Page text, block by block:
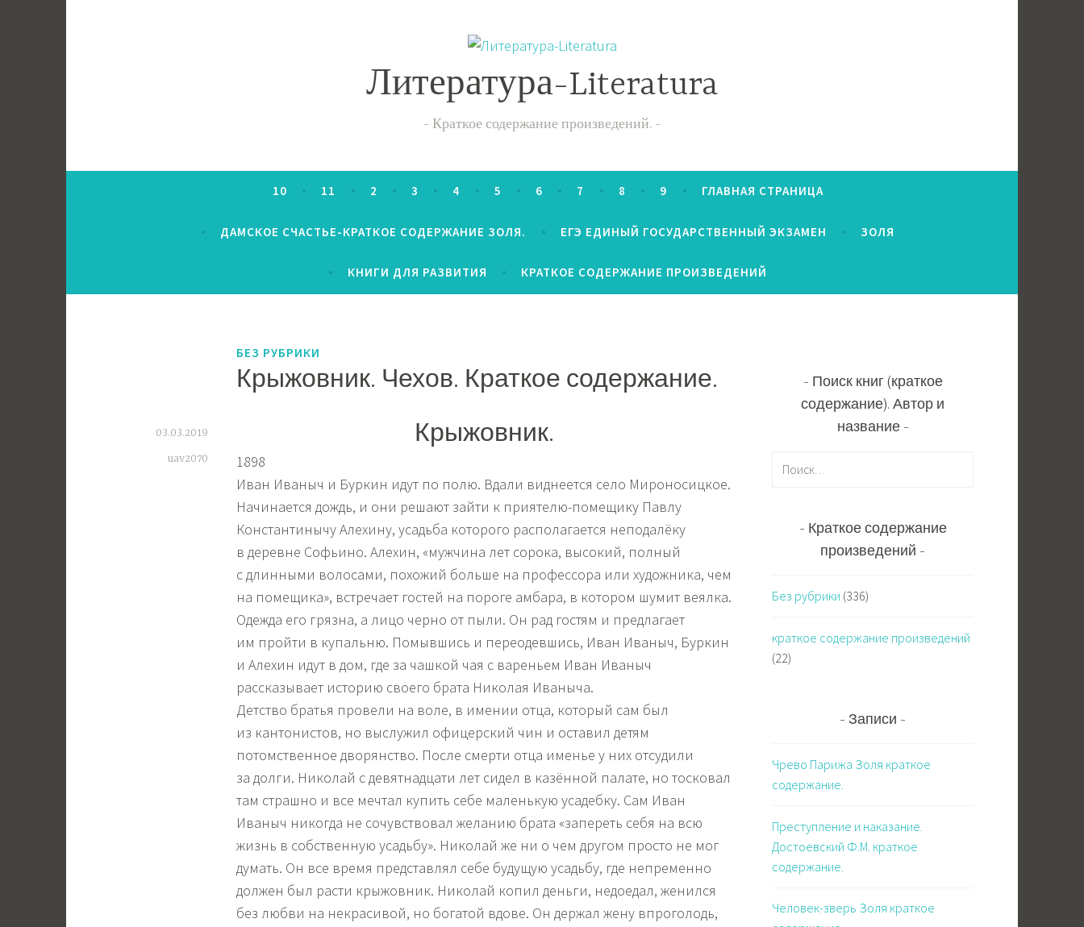
Литература-Literatura
Краткое содержание произведений.
10 11 2 3 4 5 6 7 8 9 ГЛАВНАЯ СТРАНИЦА
ДАМСКОЕ СЧАСТЬЕ-КРАТКОЕ СОДЕРЖАНИЕ ЗОЛЯ. ЕГЭ ЕДИНЫЙ ГОСУДАРСТВЕННЫЙ ЭКЗАМЕН ЗОЛЯ
КНИГИ ДЛЯ РАЗВИТИЯ КРАТКОЕ СОДЕРЖАНИЕ ПРОИЗВЕДЕНИЙ
БЕЗ РУБРИКИ
Крыжовник. Чехов. Краткое содержание.
03.03.2019
uav2070
Крыжовник.
1898
Иван Иваныч и Буркин идут по полю. Вдали виднеется село Мироносицкое.
Начинается дождь, и они решают зайти к приятелю-помещику Павлу
Константинычу Алехину, усадьба которого располагается неподалёку
в деревне Софьино. Алехин, «мужчина лет сорока, высокий, полный
с длинными волосами, похожий больше на профессора или художника, чем
на помещика», встречает гостей на пороге амбара, в котором шумит веялка.
Одежда его грязна, а лицо черно от пыли. Он рад гостям и предлагает
им пройти в купальню. Помывшись и переодевшись, Иван Иваныч, Буркин
и Алехин идут в дом, где за чашкой чая с вареньем Иван Иваныч
рассказывает историю своего брата Николая Иваныча.
Детство братья провели на воле, в имении отца, который сам был
из кантонистов, но выслужил офицерский чин и оставил детям
потомственное дворянство. После смерти отца именье у них отсудили
за долги. Николай с девятнадцати лет сидел в казённой палате, но тосковал
там страшно и все мечтал купить себе маленькую усадебку. Сам Иван
Иваныч никогда не сочувствовал желанию брата «запереть себя на всю
жизнь в собственную усадьбу». Николай же ни о чем другом просто не мог
думать. Он все время представлял себе будущую усадьбу, где непременно
должен был расти крыжовник. Николай копил деньги, недоедал, женился
без любви на некрасивой, но богатой вдове. Он держал жену впроголодь,
Поиск книг (краткое
содержание). Автор и
название
Краткое содержание
произведений
Без рубрики (336)
краткое содержание произведений
(22)
Записи
Чрево Парижа Золя краткое
содержание.
Преступление и наказание.
Достоевский Ф.М. краткое
содержание.
Человек-зверь Золя краткое